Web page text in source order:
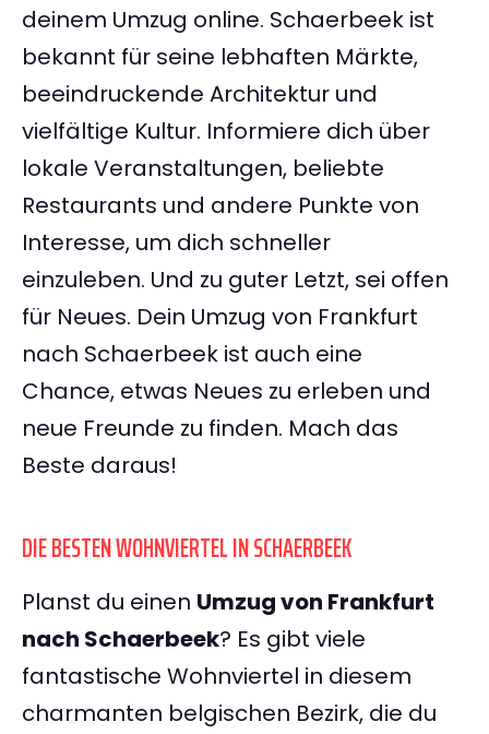
deinem Umzug online. Schaerbeek ist
bekannt für seine lebhaften Märkte,
beeindruckende Architektur und
vielfältige Kultur. Informiere dich über
lokale Veranstaltungen, beliebte
Restaurants und andere Punkte von
Interesse, um dich schneller
einzuleben. Und zu guter Letzt, sei offen
für Neues. Dein Umzug von Frankfurt
nach Schaerbeek ist auch eine
Chance, etwas Neues zu erleben und
neue Freunde zu finden. Mach das
Beste daraus!
DIE BESTEN WOHNVIERTEL IN SCHAERBEEK
Planst du einen Umzug von Frankfurt
nach Schaerbeek? Es gibt viele
fantastische Wohnviertel in diesem
charmanten belgischen Bezirk, die du